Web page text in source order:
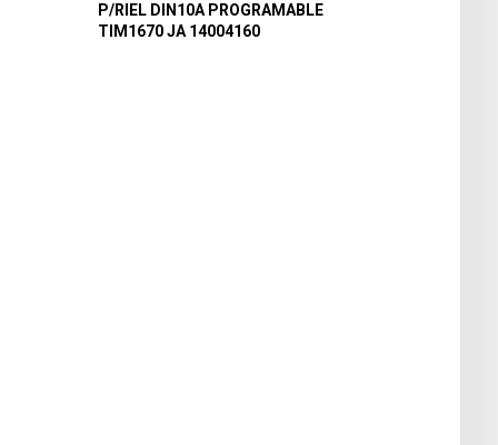
P/RIEL DIN10A PROGRAMABLE
TIM1670 JA 14004160